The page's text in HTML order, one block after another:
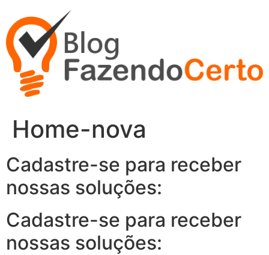
para
conteúdo
Home-nova
Cadastre-se para receber
nossas soluções:
Cadastre-se para receber
nossas soluções: